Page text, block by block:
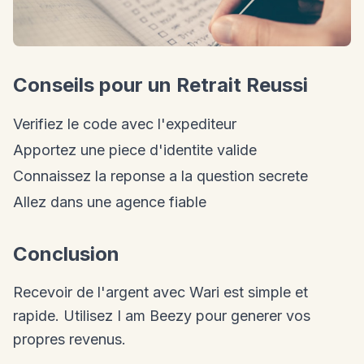
Conseils pour un Retrait Reussi
Verifiez le code avec l'expediteur
Apportez une piece d'identite valide
Connaissez la reponse a la question secrete
Allez dans une agence fiable
Conclusion
Recevoir de l'argent avec Wari est simple et
rapide. Utilisez I am Beezy pour generer vos
propres revenus.